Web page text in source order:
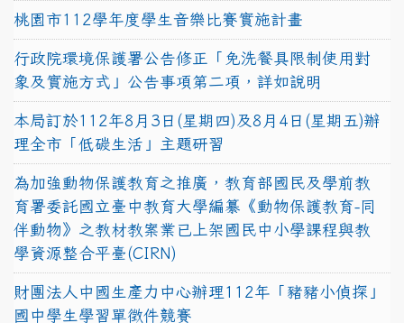
桃園市112學年度學生音樂比賽實施計畫
行政院環境保護署公告修正「免洗餐具限制使用對
象及實施方式」公告事項第二項，詳如說明
本局訂於112年8月3日(星期四)及8月4日(星期五)辦
理全市「低碳生活」主題研習
為加強動物保護教育之推廣，教育部國民及學前教
育署委託國立臺中教育大學編纂《動物保護教育-同
伴動物》之教材教案業已上架國民中小學課程與教
學資源整合平臺(CIRN)
財團法人中國生產力中心辦理112年「豬豬小偵探」
國中學生學習單徵件競賽